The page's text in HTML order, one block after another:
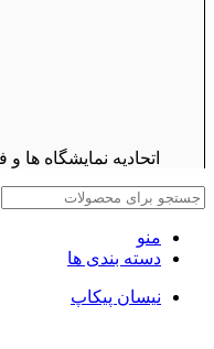
اتحادیه نمایشگاه ها
منو
دسته بندی ها
نیسان پیکاپ